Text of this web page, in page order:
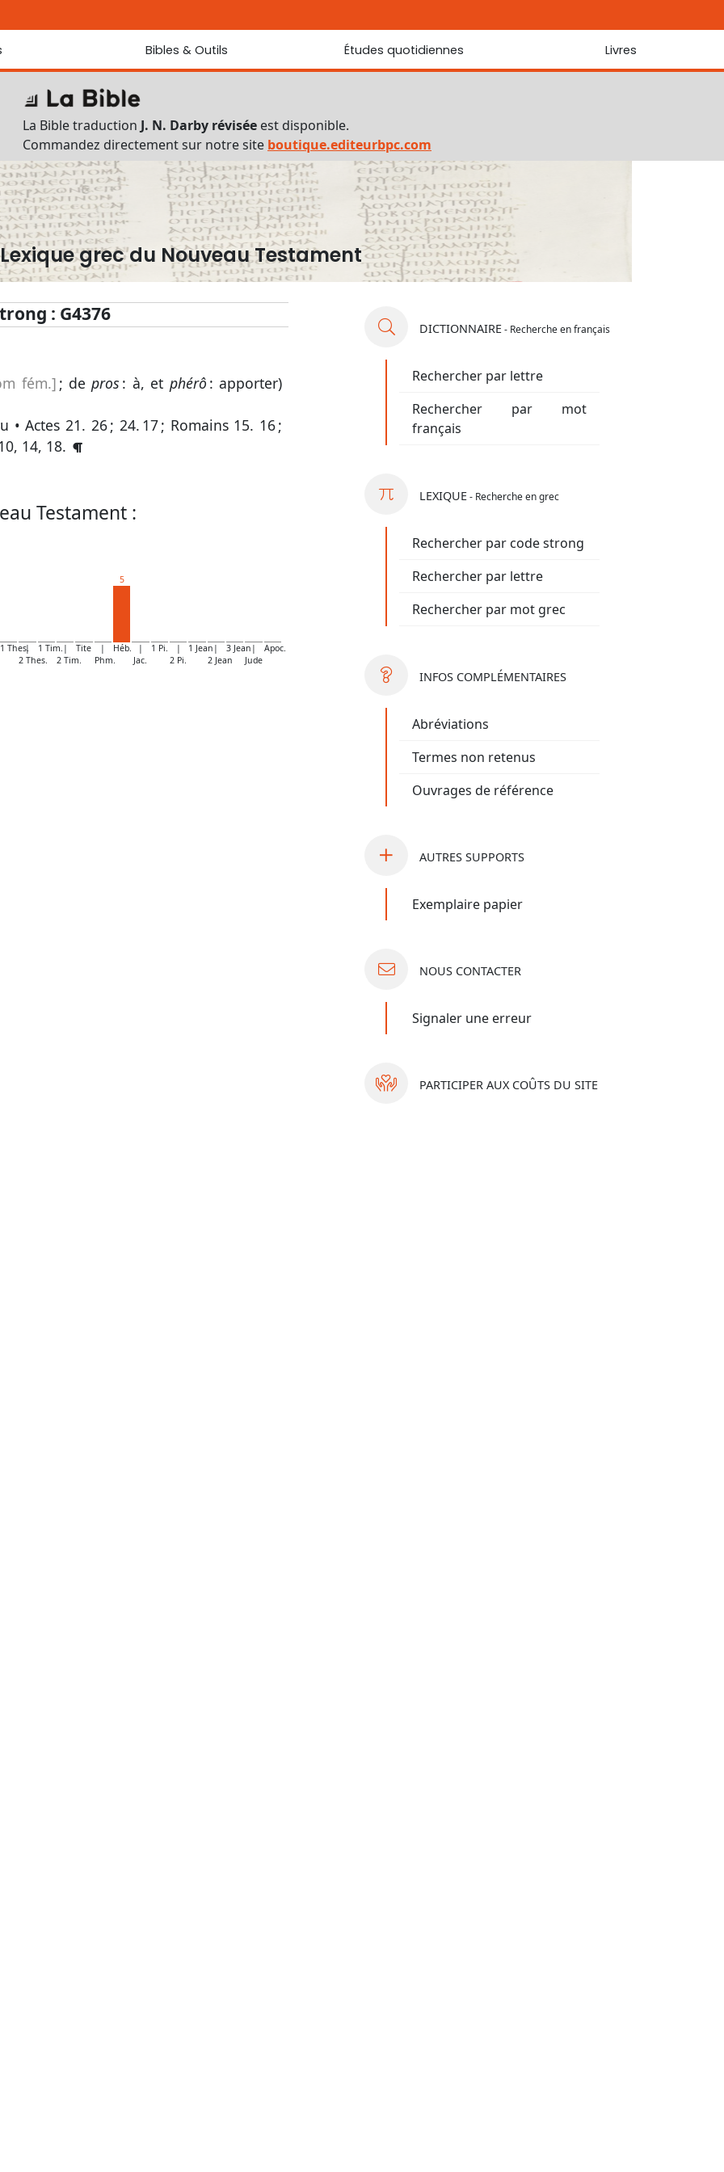
Bibles & Outils
Bibles
Traduction J. N. Darby révisée
Traduction J. N. Darby
Ancien Testament interlinéaire
Nouveau Testament interlinéaire
Outils
Dictionnaire français du Nouveau Testament
Lexique grec du Nouveau Testament
Questionnaire de connaissances du Nouveau Testament
Téléchargements
Études quotidiennes Livres
La Bible traduction J. N. Darby révisée est disponible.
Commandez directement sur notre site boutique.editeurbpc.com
Lexique grec du Nouveau Testament
: G4376
fém.] ; depros : à, et phérô : apporter)
•Actes 21. 26; 24. 17; Romains 15. 16;
14, 18.
Testament :
1 Thes.
|
2 Thes.
1 Tim. |
2 Tim.
Tite
|
Phm.
5
Héb.
|
Jac.
1 Pi.
|
2 Pi.
1 Jean |
2 Jean
3 Jean |
Jude
Apoc.
DICTIONNAIRE- Recherche en français
Rechercher par lettre
Rechercher par mot
français
LEXIQUE- Recherche en grec
Rechercher par code strong
Rechercher par lettre
Rechercher par mot grec
INFOS COMPLÉMENTAIRES
Abréviations
Termes non retenus
Ouvrages de référence
AUTRES SUPPORTS
Exemplaire papier
NOUS CONTACTER
Signaler une erreur
PARTICIPER AUX COÛTS DU SITE